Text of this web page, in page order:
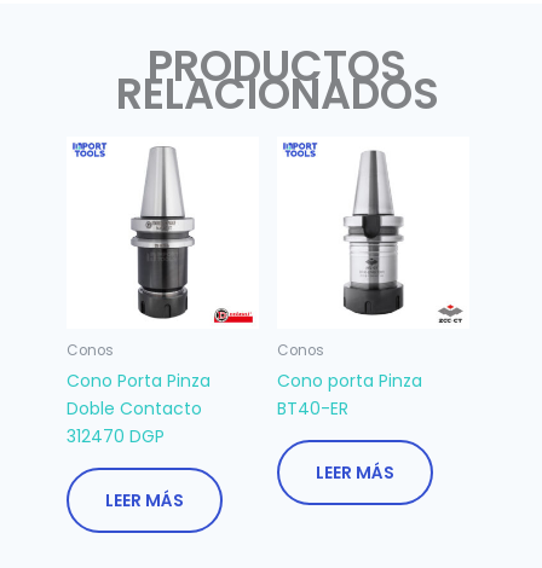
PRODUCTOS
RELACIONADOS
Conos
Cono Porta Pinza
Doble Contacto
312470 DGP
LEER MÁS
Conos
Cono porta Pinza
BT40-ER
LEER MÁS